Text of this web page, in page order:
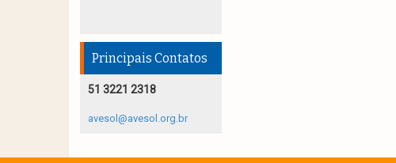
Principais Contatos
51 3221 2318
avesol@avesol.org.br